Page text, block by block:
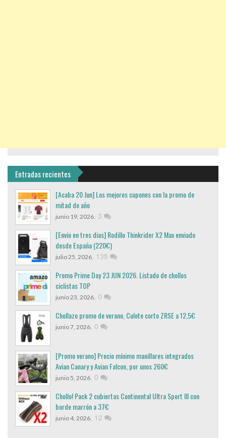
Entradas recientes
[Acaba 20 Jun] Los mejores cupones con la promo de
mitad de año
junio 19, 2026, 3
[Envio en tres dias] Rodillo Thinkrider X2 Max enviado
desde España (220€)
julio 25, 2026, 135
Promo Prime Day 23 JUN 2026. Listado de chollos
ciclistas TOP
junio 23, 2026, 0
Chollazo promo de verano, Culote corto ZRSE a 12,5€
junio 7, 2026, 0
[Promo verano] Precio mínimo manillares integrados
Avian Canary y Avian Falcon, por unos 260€
junio 5, 2026, 0
Chollo! Pack 2 cubiertas Continental Ultra Sport III con
borde marrón a 37€
junio 4, 2026, 12